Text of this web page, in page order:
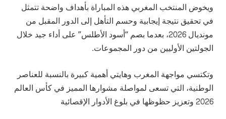
ويخوض المنتخب المغربي هذه المباراة بأهداف واضحة تتمثل
في تحقيق نتيجة إيجابية وحسم التأهل إلى الدور المقبل من
مونديال 2026، بعدما بصم “أسود الأطلس” على أداء جيد خلال
الجولتين الأوليين من دور المجموعات.
وتكتسي مواجهة المغرب وهايتي أهمية كبيرة بالنسبة للعناصر
الوطنية، التي تسعى لمواصلة مشوارها المميز في كأس العالم
2026 وتعزيز حظوظها في بلوغ الأدوار الإقصائية